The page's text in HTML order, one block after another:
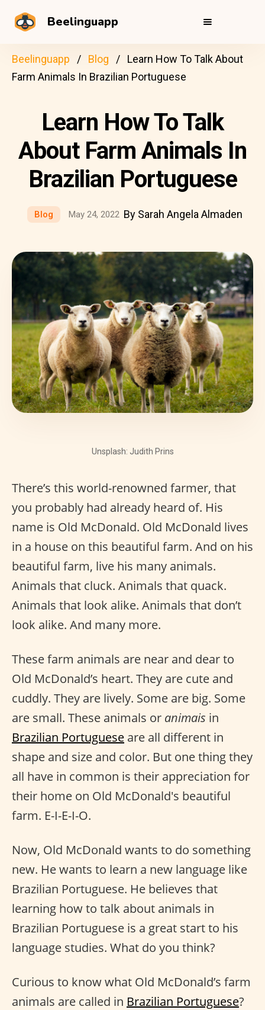
Beelinguapp
Beelinguapp Blog
Learn How To Talk About
Farm Animals In Brazilian Portuguese
Learn How To Talk
About Farm Animals In
Brazilian Portuguese
Blog May 24, 2022 By Sarah Angela Almaden
Unsplash: Judith Prins
There’s this world-renowned farmer, that
you probably had already heard of. His
name is Old McDonald. Old McDonald lives
in a house on this beautiful farm. And on his
beautiful farm, live his many animals.
Animals that cluck. Animals that quack.
Animals that look alike. Animals that don’t
look alike. And many more.
These farm animals are near and dear to
Old McDonald’s heart. They are cute and
cuddly. They are lively. Some are big. Some
are small. These animals or animais in
Brazilian Portuguese are all different in
shape and size and color. But one thing they
all have in common is their appreciation for
their home on Old McDonald's beautiful
farm. E-I-E-I-O.
Now, Old McDonald wants to do something
new. He wants to learn a new language like
Brazilian Portuguese. He believes that
learning how to talk about animals in
Brazilian Portuguese is a great start to his
language studies. What do you think?
Curious to know what Old McDonald’s farm
animals are called in Brazilian Portuguese?